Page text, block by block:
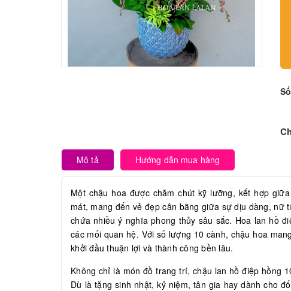
Mô tả Hướng dẫn mua hàng
Một chậu hoa được chăm chút kỹ lưỡng, kết hợp
mát, mang đến vẻ đẹp cân bằng giữa sự dịu dàng, nữ
chứa nhiều ý nghĩa phong thủy sâu sắc. Hoa lan hồ
các mối quan hệ. Với số lượng 10 cành, chậu hoa
khởi đầu thuận lợi và thành công bền lâu.
Không chỉ là món đồ trang trí, chậu lan hồ điệp hồng
Dù là tặng sinh nhật, kỷ niệm, tân gia hay dành cho